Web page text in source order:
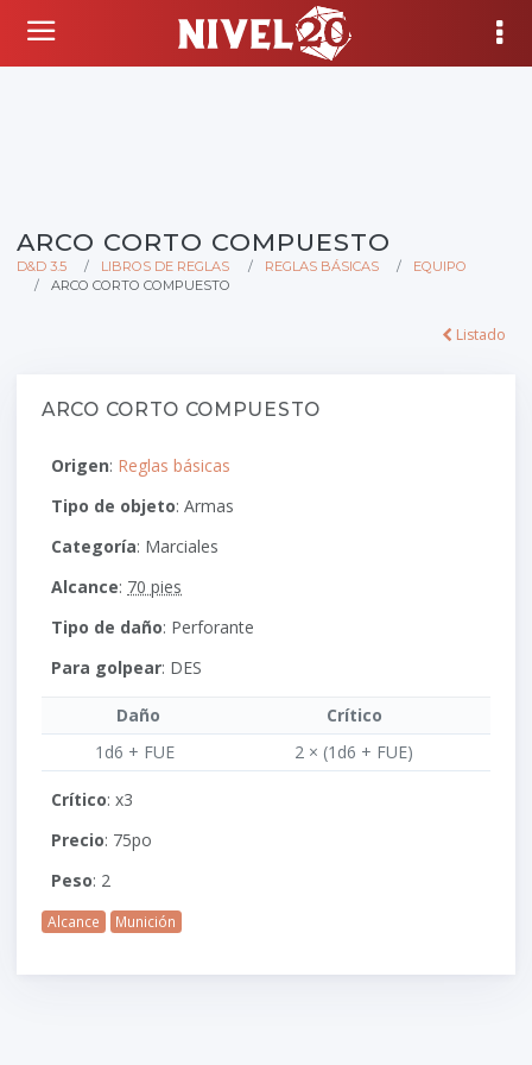
ARCO CORTO COMPUESTO
D&D 3.5 LIBROS DE REGLAS REGLAS BÁSICAS
EQUIPO
ARCO CORTO COMPUESTO
Listado
ARCO CORTO COMPUESTO
Origen: Reglas básicas
Tipo de objeto: Armas
Categoría: Marciales
Alcance: 70 pies
Tipo de daño: Perforante
Para golpear: DES
Daño
Crítico
1d6 + FUE
2 × (1d6 + FUE)
Crítico: x3
Precio: 75po
Peso: 2
Alcance Munición